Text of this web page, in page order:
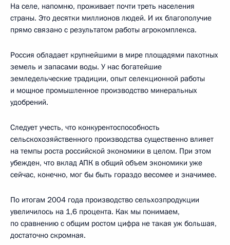
На селе, напомню, проживает почти треть населения
страны. Это десятки миллионов людей. И их благополучие
прямо связано с результатом работы агрокомплекса.
Россия обладает крупнейшими в мире площадями пахотных
земель и запасами воды. У нас богатейшие
земледельческие традиции, опыт селекционной работы
и мощное промышленное производство минеральных
удобрений.
Следует учесть, что конкурентоспособность
сельскохозяйственного производства существенно влияет
на темпы роста российской экономики в целом. При этом
убежден, что вклад АПК в общий объем экономики уже
сейчас, конечно, мог бы быть гораздо весомее и значимее.
По итогам 2004 года производство сельхозпродукции
увеличилось на 1,6 процента. Как мы понимаем,
по сравнению с общим ростом цифра не такая уж большая,
достаточно скромная.